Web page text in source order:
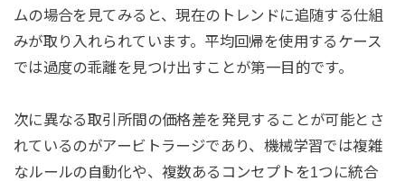
ムの場合を見てみると、現在のトレンドに追随する仕組
みが取り入れられています。平均回帰を使用するケース
では過度の乖離を見つけ出すことが第一目的です。
次に異なる取引所間の価格差を発見することが可能とさ
れているのがアービトラージであり、機械学習では複雑
なルールの自動化や、複数あるコンセプトを1つに統合